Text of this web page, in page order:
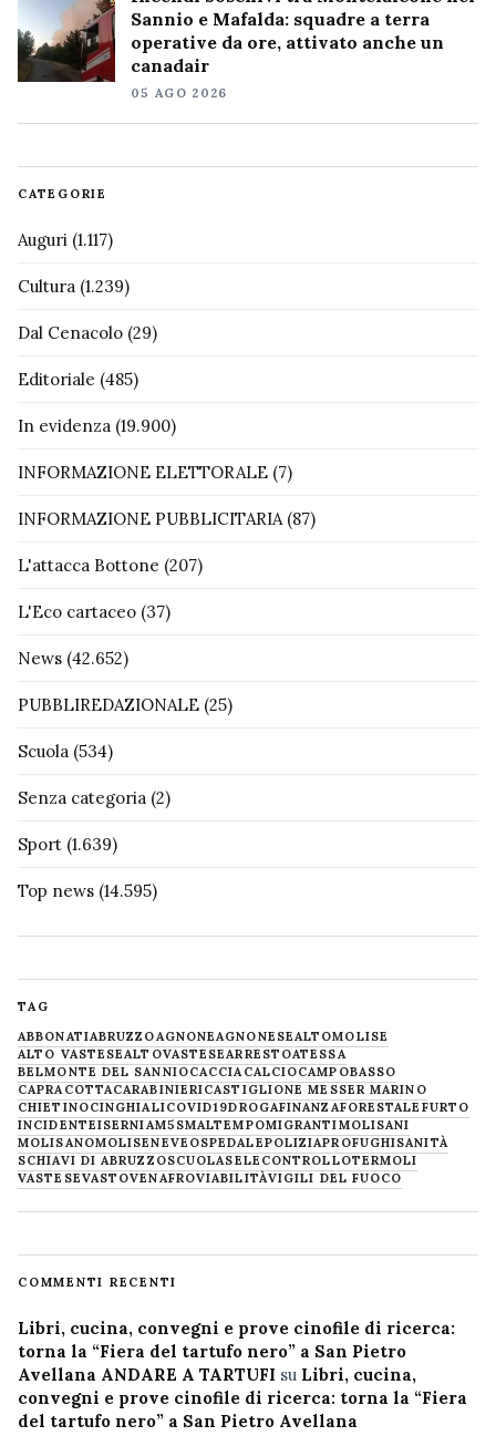
Sannio e Mafalda: squadre a terra
operative da ore, attivato anche un
canadair
05 AGO 2026
CATEGORIE
Auguri (1.117)
Cultura (1.239)
Dal Cenacolo (29)
Editoriale (485)
In evidenza (19.900)
INFORMAZIONE ELETTORALE (7)
INFORMAZIONE PUBBLICITARIA(87)
L'attacca Bottone (207)
L'Eco cartaceo (37)
News (42.652)
PUBBLIREDAZIONALE (25)
Scuola (534)
Senza categoria (2)
Sport (1.639)
Top news (14.595)
TAG
ABBONATIABRUZZOAGNONEAGNONESEALTOMOLISE
ALTO VASTESEALTOVASTESEARRESTOATESSA
BELMONTE DEL SANNIOCACCIACALCIOCAMPOBASSO
CAPRACOTTACARABINIERICASTIGLIONE MESSER MARINO
CHIETINOCINGHIALICOVID19DROGAFINANZAFORESTALE FURTO
INCIDENTEISERNIAM5SMALTEMPOMIGRANTIMOLISANI
MOLISANOMOLISENEVE OSPEDALEPOLIZIAPROFUGHISANITÀ
SCHIAVI DI ABRUZZOSCUOLASELECONTROLLOTERMOLI
VASTESEVASTOVENAFROVIABILITÀVIGILI DEL FUOCO
COMMENTI RECENTI
Libri, cucina, convegni e prove cinofile di ricerca:
torna la “Fiera del tartufo nero” a San Pietro
Avellana ANDARE A TARTUFI su Libri, cucina,
convegni e prove cinofile di ricerca: torna la “Fiera
del tartufo nero” a San Pietro Avellana